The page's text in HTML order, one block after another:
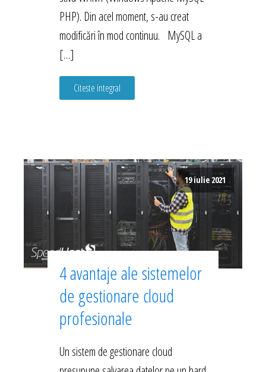
PHP). Din acel moment, s-au creat
modificări în mod continuu. MySQL a
[…]
Citeste integral
19 iulie 2021
4 avantaje ale sistemelor
de gestionare cloud
profesionale
Un sistem de gestionare cloud